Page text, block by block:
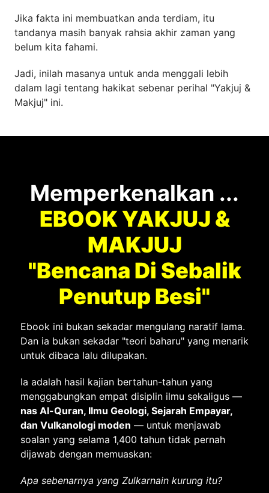
Jika fakta ini membuatkan anda terdiam, itu
tandanya masih banyak rahsia akhir zaman yang
belum kita fahami.
Jadi, inilah masanya untuk anda menggali lebih
dalam lagi tentang hakikat sebenar perihal "Yakjuj &
Makjuj" ini.
Memperkenalkan ...
EBOOK YAKJUJ &
MAKJUJ
"Bencana Di Sebalik
Penutup Besi"
Ebook ini bukan sekadar mengulang naratif lama.
Dan ia bukan sekadar "teori baharu" yang menarik
untuk dibaca lalu dilupakan.
Ia adalah hasil kajian bertahun-tahun yang
menggabungkan empat disiplin ilmu sekaligus —
nas Al-Quran, Ilmu Geologi, Sejarah Empayar,
dan Vulkanologi moden — untuk menjawab
soalan yang selama 1,400 tahun tidak pernah
dijawab dengan memuaskan:
Apa sebenarnya yang Zulkarnain kurung itu?